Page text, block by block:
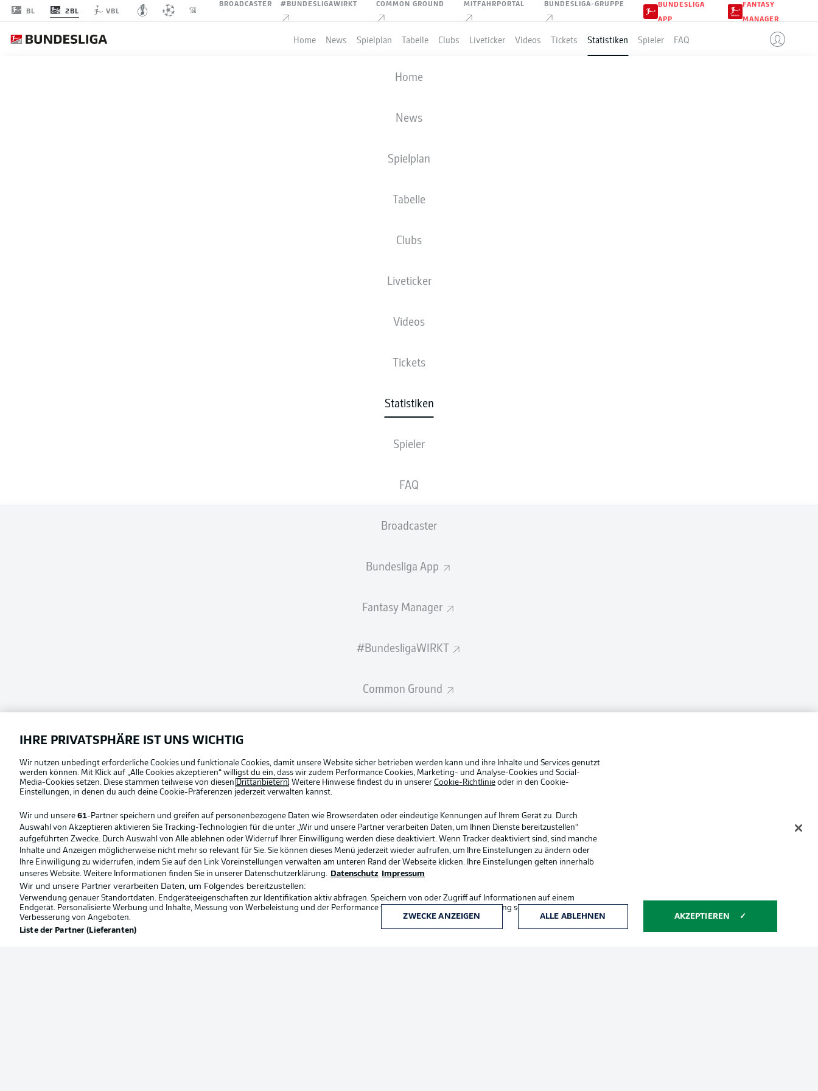
BL 2BL VBL
BROADCASTER #BUNDESLIGAWIRKT COMMON GROUND MITFAHRPORTAL BUNDESLIGA-GRUPPE
BUNDESLIGA
APP
FANTASY
MANAGER
Home News Spielplan Tabelle Clubs Liveticker Videos Tickets Statistiken Spieler FAQ
Home
News
Spielplan
Tabelle
Clubs
Liveticker
Videos
Tickets
Statistiken
Spieler
FAQ
Broadcaster
Bundesliga App
Fantasy Manager
#BundesligaWIRKT
Common Ground
BUNDESLIGA-GRUPPE
Deutsch Anzeige Modus
Login
2. BUNDESLIGA STATISTIKEN 2026-2027
IHRE PRIVATSPHÄRE IST UNS WICHTIG
Wir nutzen unbedingt erforderliche Cookies und funktionale Cookies, damit unsere Website sicher betrieben werden kann und ihre Inhalte und Services genutzt
werden können. Mit Klick auf „Alle Cookies akzeptieren“ willigst du ein, dass wir zudem Performance Cookies, Marketing- und Analyse-Cookies und Social-
Media-Cookies setzen. Diese stammen teilweise von diesen Drittanbietern. Weitere Hinweise findest du in unserer Cookie-Richtlinie oder in den Cookie-
Einstellungen, in denen du auch deine Cookie-Präferenzen jederzeit verwalten kannst.
Wir und unsere 61-Partner speichern und greifen auf personenbezogene Daten wie Browserdaten oder eindeutige Kennungen auf Ihrem Gerät zu. Durch
Auswahl von Akzeptieren aktivieren Sie Tracking-Technologien für die unter „Wir und unsere Partner verarbeiten Daten, um Ihnen Dienste bereitzustellen“
aufgeführten Zwecke. Durch Auswahl von Alle ablehnen oder Widerruf Ihrer Einwilligung werden diese deaktiviert. Wenn Tracker deaktiviert sind, sind manche
Inhalte und Anzeigen möglicherweise nicht mehr so relevant für Sie. Sie können dieses Menü jederzeit wieder aufrufen, um Ihre Einstellungen zu ändern oder
Ihre Einwilligung zu widerrufen, indem Sie auf den Link Voreinstellungen verwalten am unteren Rand der Webseite klicken. Ihre Einstellungen gelten innerhalb
unseres Website. Weitere Informationen finden Sie in unserer Datenschutzerklärung.
Datenschutz Impressum
Wir und unsere Partner verarbeiten Daten, um Folgendes bereitzustellen:
Verwendung genauer Standortdaten. Endgeräteeigenschaften zur Identifikation aktiv abfragen. Speichern von oder Zugriff auf Informationen auf einem
Endgerät. Personalisierte Werbung und Inhalte, Messung von Werbeleistung und der Performance von Inhalten, Zielgruppenforschung sowie Entwicklung und
Verbesserung von Angeboten.
Liste der Partner (Lieferanten)
AKZEPTIEREN
ALLE ABLEHNEN
ZWECKE ANZEIGEN